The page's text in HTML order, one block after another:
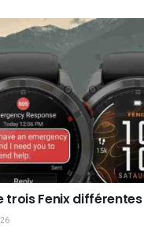
trois Fenix différentes